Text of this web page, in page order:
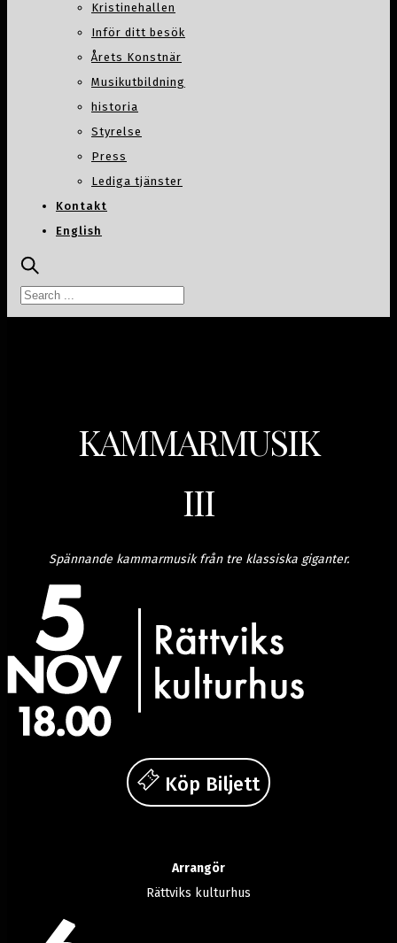
Kristinehallen
Inför ditt besök
Årets Konstnär
Musikutbildning
historia
Styrelse
Press
Lediga tjänster
Kontakt
English
KAMMARMUSIK
III
Spännande kammarmusik från tre klassiska giganter.
Köp Biljett
Arrangör
Rättviks kulturhus